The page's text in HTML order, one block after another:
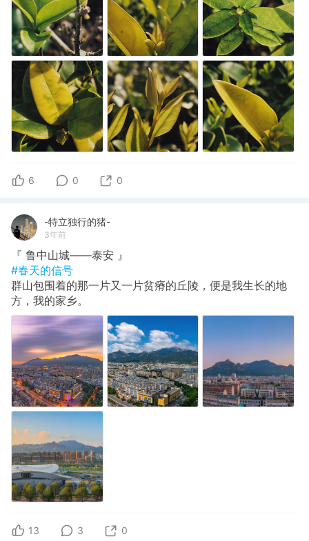
6 0 0
-特立独行的猪-
3年前
『 鲁中山城——泰安 』
#春天的信号
群山包围着的那一片又一片贫瘠的丘陵，便是我生长的地
方，我的家乡。
13 3 0